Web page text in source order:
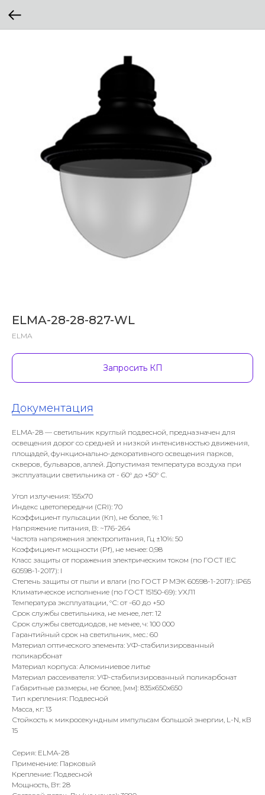
ELMA-28-28-827-WL
ELMA
Запросить КП
Документация
ELMA-28 — светильник круглый подвесной, предназначен для
освещения дорог со средней и низкой интенсивностью движения,
площадей, функционально-декоративного освещения парков,
скверов, бульваров, аллей. Допустимая температура воздуха при
эксплуатации светильника от - 60° до +50° С.
Угол излучения: 155x70
Индекс цветопередачи (CRI): 70
Коэффициент пульсации (Кп), не более, %: 1
Напряжение питания, В: ~176-264
Частота напряжения электропитания, Гц ±10%: 50
Коэффициент мощности (Pf), не менее: 0,98
Класс защиты от поражения электрическим током (по ГОСТ IEC
60598-1-2017): I
Степень защиты от пыли и влаги (по ГОСТ Р МЭК 60598-1-2017): IP65
Климатическое исполнение (по ГОСТ 15150-69): УХЛ1
Температура эксплуатации, °С: от -60 до +50
Срок службы светильника, не менее, лет: 12
Срок службы светодиодов, не менее, ч: 100 000
Гарантийный срок на светильник, мес.: 60
Материал оптического элемента: УФ-стабилизированный
поликарбонат
Материал корпуса: Алюминиевое литье
Материал рассеивателя: УФ-стабилизированный поликарбонат
Габаритные размеры, не более, [мм]: 835х650х650
Тип крепления: Подвесной
Масса, кг: 13
Стойкость к микросекундным импульсам большой энергии, L-N, кВ
15
Серия: ELMA-28
Применение: Парковый
Крепление: Подвесной
Мощность, Вт: 28